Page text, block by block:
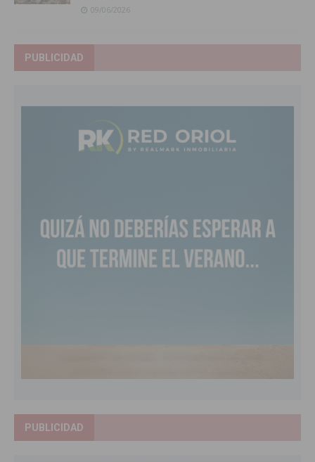
09/06/2026
PUBLICIDAD
PUBLICIDAD